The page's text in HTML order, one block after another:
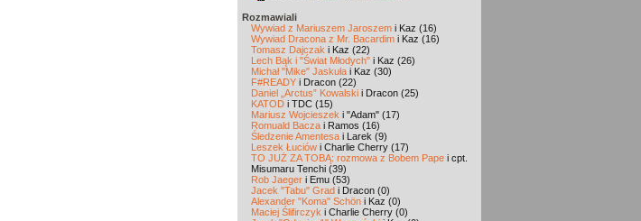
Rozmawiali
Wywiad z Mariuszem Jaroszem i Kaz (16)
Wywiad Dracona z Mr. Bacardim i Kaz (16)
Tomasz Dajczak i Kaz (22)
Lech Bąk i "Świat Młodych" i Kaz (26)
Michał "Mike" Jaskuła i Kaz (30)
F#READY i Dracon (22)
Daniel „Arctus” Kowalski i Dracon (25)
KATOD i TDC (15)
Mariusz Wojcieszek i "Adam" (17)
Romuald Bacza i Ramos (16)
Śledzenie Amentesa i Larek (9)
Leszek Łuciów i Charlie Cherry (17)
TO JUŻ ZA TOBĄ: rozmowa z Bobem Pape i cpt.
Misumaru Tenchi (39)
Rob Jaeger i Emu (53)
Jacek "Tabu" Grad i Dracon (0)
Alexander "Koma" Schön i Kaz (0)
Maciej Ślifirczyk i Charlie Cherry (0)